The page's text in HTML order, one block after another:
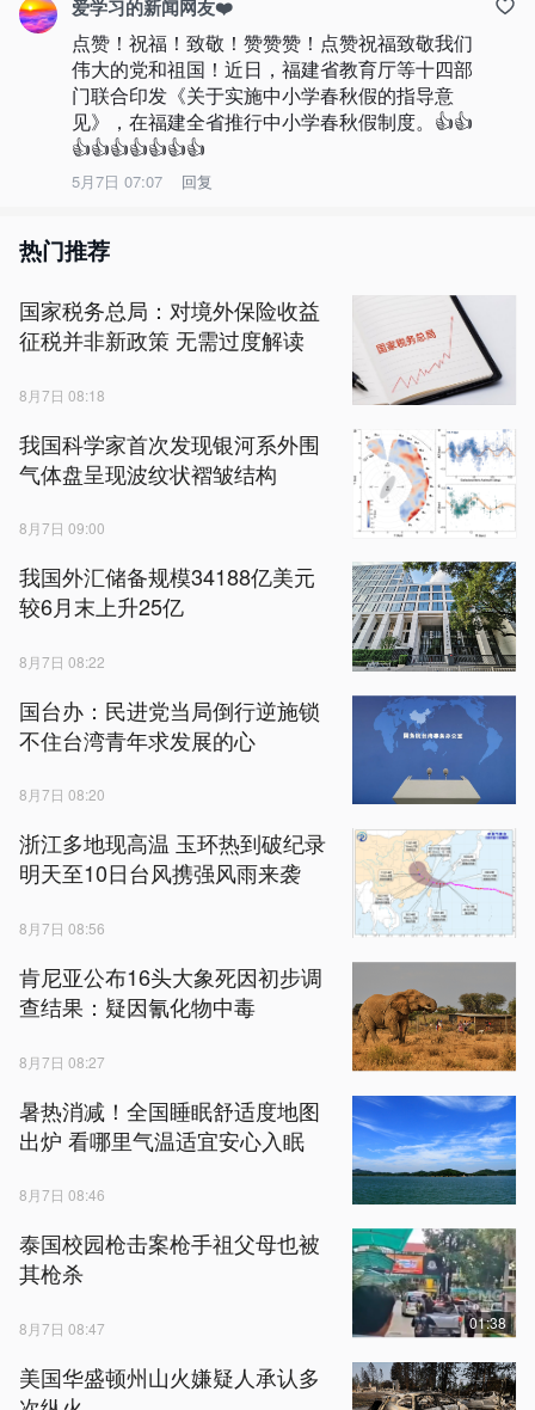
爱学习的新闻网友❤️
点赞！祝福！致敬！赞赞赞！点赞祝福致敬我们
伟大的党和祖国！近日，福建省教育厅等十四部
门联合印发《关于实施中小学春秋假的指导意
见》，在福建全省推行中小学春秋假制度。👍👍
👍👍👍👍👍👍👍
5月7日 07:07 回复
热门推荐
国家税务总局：对境外保险收益
征税并非新政策 无需过度解读
8月7日 08:18
我国科学家首次发现银河系外围
气体盘呈现波纹状褶皱结构
8月7日 09:00
我国外汇储备规模34188亿美元
较6月末上升25亿
8月7日 08:22
国台办：民进党当局倒行逆施锁
不住台湾青年求发展的心
8月7日 08:20
浙江多地现高温 玉环热到破纪录
明天至10日台风携强风雨来袭
8月7日 08:56
肯尼亚公布16头大象死因初步调
查结果：疑因氰化物中毒
8月7日 08:27
暑热消减！全国睡眠舒适度地图
出炉 看哪里气温适宜安心入眠
8月7日 08:46
泰国校园枪击案枪手祖父母也被
其枪杀
8月7日 08:47 01:38
美国华盛顿州山火嫌疑人承认多